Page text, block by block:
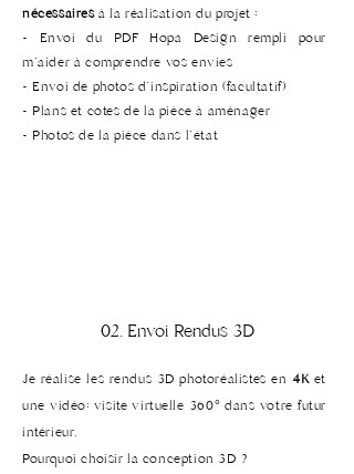
nécessairesà la réalisation du projet :
- Envoi du PDF Hopa Design rempli pour
m'aider à comprendre vos envies
- Envoi de photos d'inspiration (facultatif)
- Plans et côtes de la pièce à aménager
- Photos de la pièce dans l'état
02. Envoi Rendus 3D
Je réalise les rendus 3D photoréalistes en4Ket
une vidéo: visitevirtuelle 360° dans votre futur
intérieur.
Pourquoichoisir la conception 3D ?